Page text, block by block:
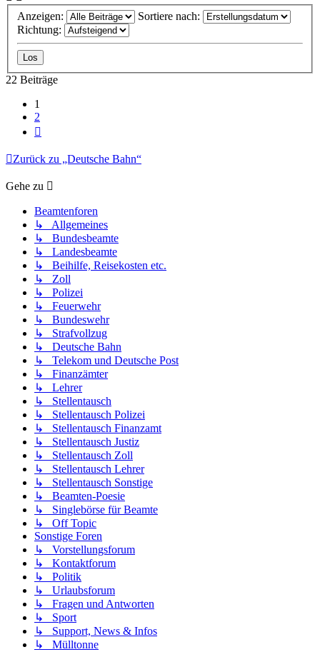
Anzeigen:
Sortiere nach:
Richtung:
22 Beiträge
1
2
Zurück zu „Deutsche Bahn“
Gehe zu
Beamtenforen
↳ Allgemeines
↳ Bundesbeamte
↳ Landesbeamte
↳ Beihilfe, Reisekosten etc.
↳ Zoll
↳ Polizei
↳ Feuerwehr
↳ Bundeswehr
↳ Strafvollzug
↳ Deutsche Bahn
↳ Telekom und Deutsche Post
↳ Finanzämter
↳ Lehrer
↳ Stellentausch
↳ Stellentausch Polizei
↳ Stellentausch Finanzamt
↳ Stellentausch Justiz
↳ Stellentausch Zoll
↳ Stellentausch Lehrer
↳ Stellentausch Sonstige
↳ Beamten-Poesie
↳ Singlebörse für Beamte
↳ Off Topic
Sonstige Foren
↳ Vorstellungsforum
↳ Kontaktforum
↳ Politik
↳ Urlaubsforum
↳ Fragen und Antworten
↳ Sport
↳ Support, News & Infos
↳ Mülltonne